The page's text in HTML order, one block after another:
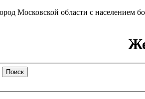
Московской области с населением